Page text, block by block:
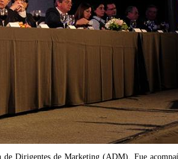
Dirigentes de Marketing (ADM). Fue